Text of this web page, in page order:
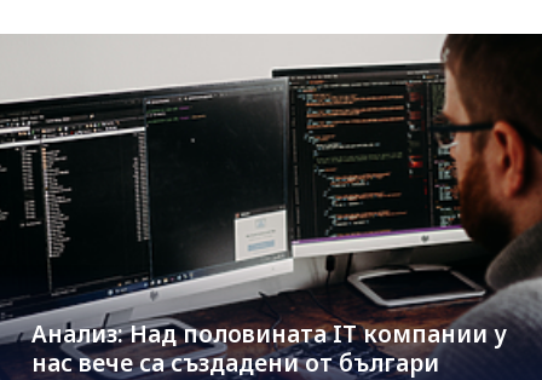
Анализ: Над половината IT компании у
нас вече са създадени от българи